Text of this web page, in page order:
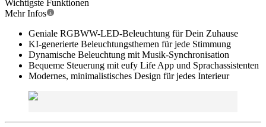
Wichtigste Funktionen
Mehr Infos
Geniale RGBWW-LED-Beleuchtung für Dein Zuhause
KI-generierte Beleuchtungsthemen für jede Stimmung
Dynamische Beleuchtung mit Musik-Synchronisation
Bequeme Steuerung mit eufy Life App und Sprachassistenten
Modernes, minimalistisches Design für jedes Interieur